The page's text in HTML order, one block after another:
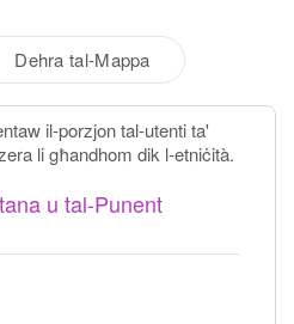
Dehra tal-Mappa
il-porzjon tal-utenti ta'
li għandhom dik l-etniċità.
u tal-Punent